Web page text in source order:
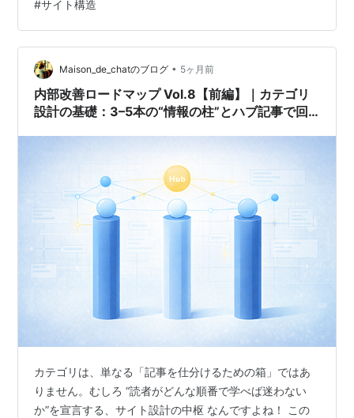
限 → 棚卸し → 計測改善 を“幅を持たせたルール” として
落とし込みます。 カテゴリ・関連記事・章末ボックスと
タグの 線引き も明確にし、読者が迷わず回遊できる “横
の導線…
#サイト構造
Maison_de_chatのブログ • 5ヶ月前
内部改善ロードマップ Vol.8【前編】｜カテゴリ
設計の基礎：3–5本の“情報の柱”とハブ記事で回
カテゴリは、単なる「記事を仕分けるための箱」ではあ
りません。むしろ “読者がどんな順番で学べば迷わない
か”を宣言する、サイト設計の中枢 なんですよね！ この